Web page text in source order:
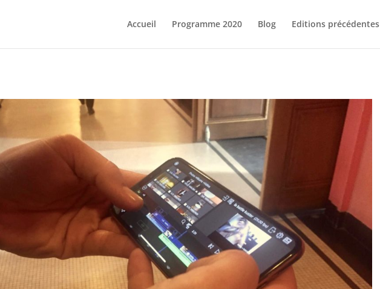
Accueil Programme 2020 Blog Editions précédentes